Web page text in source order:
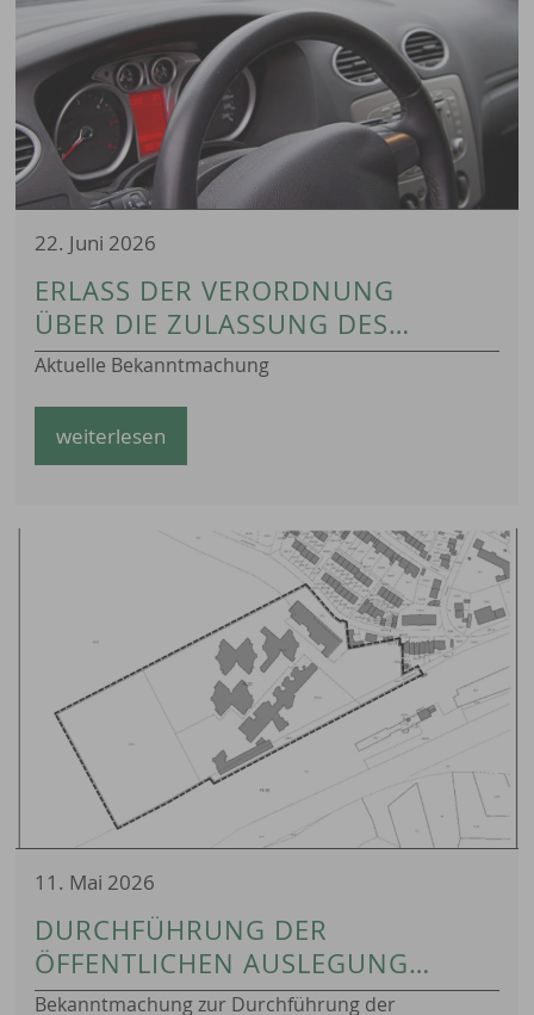
22. Juni 2026
ERLASS DER VERORDNUNG
ÜBER DIE ZULASSUNG DES
BETRIEBS VON
SONN- UND FEIERTAGEN IN DER
GEMEINDE RÜCKERSDORF
Aktuelle Bekanntmachung
weiterlesen
11. Mai 2026
DURCHFÜHRUNG DER
ÖFFENTLICHEN AUSLEGUNG
GEM. § 3 ABS. 2 UND § 4 ABS. 2
Bekanntmachung zur Durchführung der